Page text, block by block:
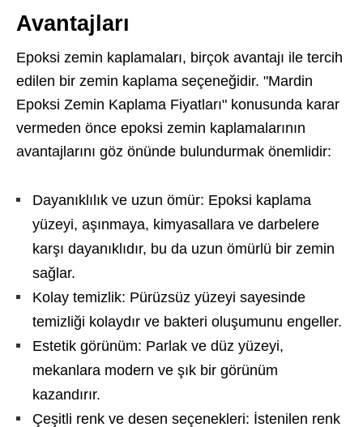
Avantajları
Epoksi zemin kaplamaları, birçok avantajı ile tercih
edilen bir zemin kaplama seçeneğidir. "Mardin
Epoksi Zemin Kaplama Fiyatları" konusunda karar
vermeden önce epoksi zemin kaplamalarının
avantajlarını göz önünde bulundurmak önemlidir:
Dayanıklılık ve uzun ömür: Epoksi kaplama
yüzeyi, aşınmaya, kimyasallara ve darbelere
karşı dayanıklıdır, bu da uzun ömürlü bir zemin
sağlar.
Kolay temizlik: Pürüzsüz yüzeyi sayesinde
temizliği kolaydır ve bakteri oluşumunu engeller.
Estetik görünüm: Parlak ve düz yüzeyi,
mekanlara modern ve şık bir görünüm
kazandırır.
Çeşitli renk ve desen seçenekleri: İstenilen renk